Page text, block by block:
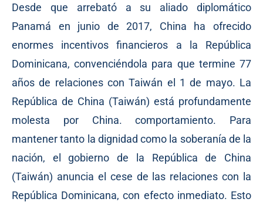
Desde que arrebató a su aliado diplomático
Panamá en junio de 2017, China ha ofrecido
enormes incentivos financieros a la República
Dominicana, convenciéndola para que termine 77
años de relaciones con Taiwán el 1 de mayo. La
República de China (Taiwán) está profundamente
molesta por China. comportamiento. Para
mantener tanto la dignidad como la soberanía de la
nación, el gobierno de la República de China
(Taiwán) anuncia el cese de las relaciones con la
República Dominicana, con efecto inmediato. Esto